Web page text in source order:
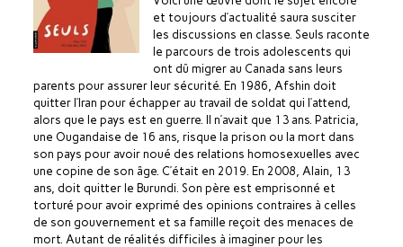
et toujours d’actualité saura susciter
les discussions en classe. Seuls raconte
le parcours de trois adolescents qui
ont dû migrer au Canada sans leurs
parents pour assurer leur sécurité. En 1986, Afshin doit
quitter l’Iran pour échapper au travail de soldat qui l’attend,
alors que le pays est en guerre. Il n’avait que 13 ans. Patricia,
une Ougandaise de 16 ans, risque la prison ou la mort dans
son pays pour avoir noué des relations homosexuelles avec
une copine de son âge. C’était en 2019. En 2008, Alain, 13
ans, doit quitter le Burundi. Son père est emprisonné et
torturé pour avoir exprimé des opinions contraires à celles
de son gouvernement et sa famille reçoit des menaces de
mort. Autant de réalités difficiles à imaginer pour les